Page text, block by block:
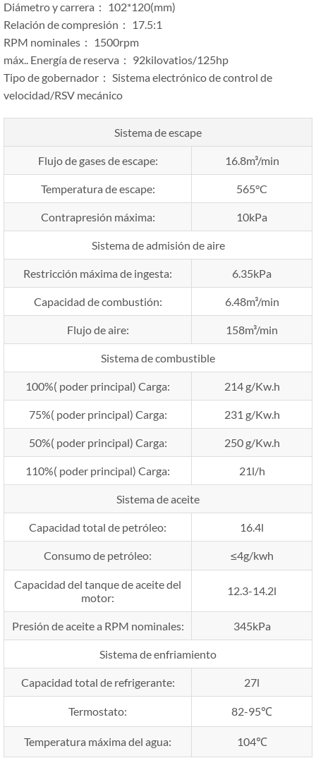
Diámetro y carrera： 102*120(mm)
Relación de compresión： 17.5:1
RPM nominales： 1500rpm
máx.. Energía de reserva： 92kilovatios/125hp
Tipo de gobernador： Sistema electrónico de control de
velocidad/RSV mecánico
Sistema de escape
Flujo de gases de escape: 16.8m³/min
Temperatura de escape: 565°C
Contrapresión máxima: 10kPa
Sistema de admisión de aire
Restricción máxima de ingesta: 6.35kPa
Capacidad de combustión: 6.48m³/min
Flujo de aire: 158m³/min
Sistema de combustible
100%( poder principal) Carga: 214 g/Kw.h
75%( poder principal) Carga: 231 g/Kw.h
50%( poder principal) Carga: 250 g/Kw.h
110%( poder principal) Carga: 21l/h
Sistema de aceite
Capacidad total de petróleo: 16.4l
Consumo de petróleo: ≤4g/kwh
Capacidad del tanque de aceite del
motor:
12.3-14.2l
Presión de aceite a RPM nominales: 345kPa
Sistema de enfriamiento
Capacidad total de refrigerante: 27l
Termostato: 82-95℃
Temperatura máxima del agua:
104℃